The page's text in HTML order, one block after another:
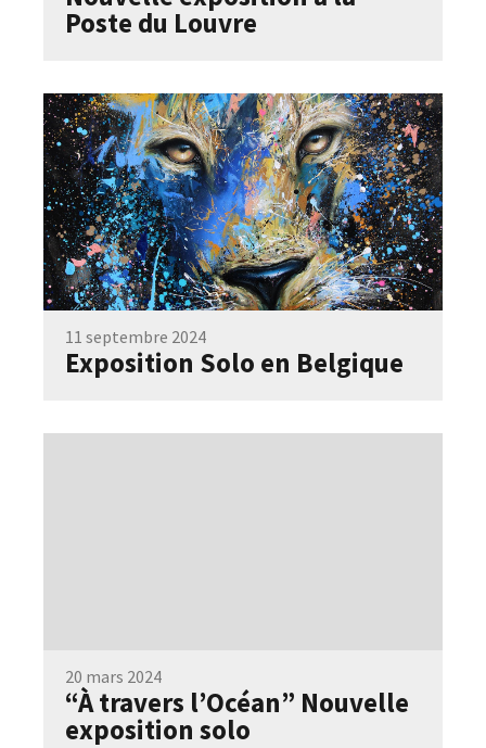
Poste du Louvre
11 septembre 2024
Exposition Solo en Belgique
20 mars 2024
“À travers l’Océan” Nouvelle
exposition solo